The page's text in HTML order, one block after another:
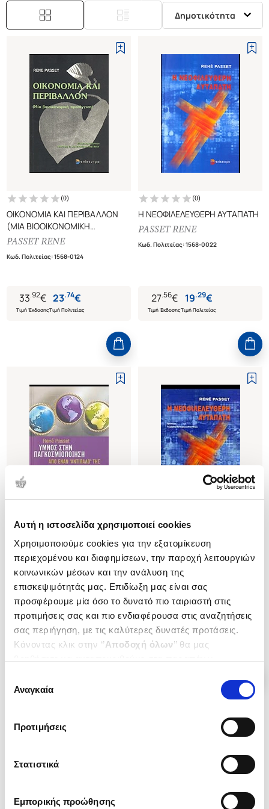
Αυτή η ιστοσελίδα χρησιμοποιεί cookies
Χρησιμοποιούμε cookies για την εξατομίκευση
περιεχομένου και διαφημίσεων, την παροχή λειτουργιών
κοινωνικών μέσων και την ανάλυση της
επισκεψιμότητάς μας. Επιδίωξη μας είναι σας
προσφέρουμε μία όσο το δυνατό πιο ταιριαστή στις
προτιμήσεις σας και πιο ενδιαφέρουσα στις αναζητήσεις
σας περιήγηση, με τις καλύτερες δυνατές προτάσεις.
Κάνοντας κλικ στην ‘’Αποδοχή όλων’’ θα μας
ενδιαφέρουν και να επιλέξετε από τα παρακάτω με την
΄΄και να ενημερωθείτε σχετικά με
συγκατάθεσης
Αναγκαία
Προτιμήσεις
Στατιστικά
Εμπορικής προώθησης
Δημοτικότητα
(0)
ΟΙΚΟΝΟΜΙΑ ΚΑΙ ΠΕΡΙΒΑΛΛΟΝ
(ΜΙΑ ΒΙΟΟΙΚΟΝΟΜΙΚΗ
ΠΡΟΣΕΓΓΙΣΗ)
PASSET RENE
Κωδ. Πολιτείας:1568-0124
33.92€
Τιμή Έκδοσης
23.74€
Τιμή Πολιτείας
(0)
Η ΝΕΟΦΙΛΕΛΕΥΘΕΡΗ ΑΥΤΑΠΑΤΗ
PASSET RENE
Κωδ. Πολιτείας:1568-0022
27.56€
Τιμή Έκδοσης
19.29€
Τιμή Πολιτείας
(0)
ΥΜΝΟΣ ΣΤΗΝ
ΠΑΓΚΟΣΜΙΟΠΟΙΗΣΗ ΑΠΟ ΕΝΑΝ
ΑΝΤΙΠΑΛΟ ΤΗΣ
PASSET RENE
Κωδ. Πολιτείας:1568-0020
19 €
Τιμή Έκδοσης
13 €
Τιμή Πολιτείας
Η ΝΕΟΦΙΛΕΛΕΥΘΕΡΗ ΑΥΤΑΠΑΤΗ
PASSET RENE
Κωδ. Πολιτείας:
27 €
Τιμή Έκδοσης
19 €
Τιμή Πολιτείας